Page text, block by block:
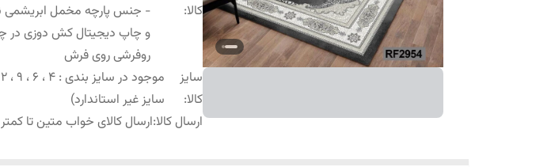
کالا:
- جنس پارچه مخمل ابریشمی
و چاپ دیجیتال کش دوزی
روفرشی روی فرش
سایز
کالا:
سایز غیر استاندارد)
ارسال کالا:ارسال کالای خواب متین تا کمتر از 30 روز کاری